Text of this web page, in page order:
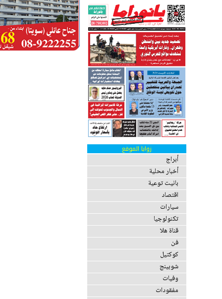
زوايا الموقع
أبراج
أخبار محلية
بانيت توعية
اقتصاد
سيارات
تكنولوجيا
قناة هلا
فن
كوكتيل
شوبينج
وفيات
مفقودات